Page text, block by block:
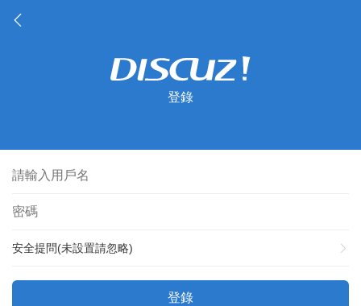
登錄
安全提問(未設置請忽略)
登錄